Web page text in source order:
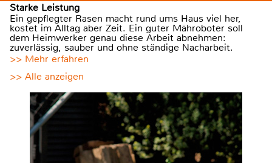
Starke Leistung
Ein gepflegter Rasen macht rund ums Haus viel her,
kostet im Alltag aber Zeit. Ein guter Mähroboter soll
dem Heimwerker genau diese Arbeit abnehmen:
zuverlässig, sauber und ohne ständige Nacharbeit.
>> Mehr erfahren
>> Alle anzeigen